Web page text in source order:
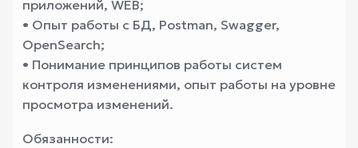
приложений, WEB;
• Опыт работы с БД, Postman, Swagger,
OpenSearch;
• Понимание принципов работы систем
контроля изменениями, опыт работы на уровне
просмотра изменений.
Обязанности: